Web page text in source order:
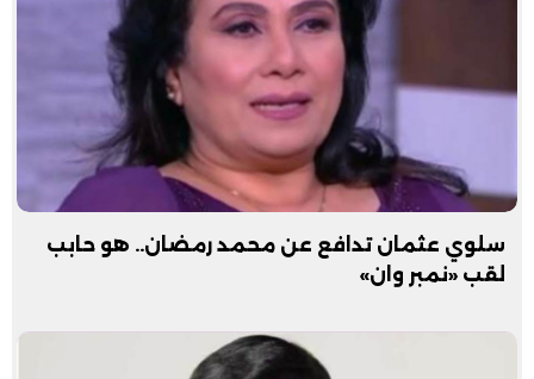
سلوي عثمان تدافع عن محمد رمضان.. هو حابب
لقب «نمبر وان»